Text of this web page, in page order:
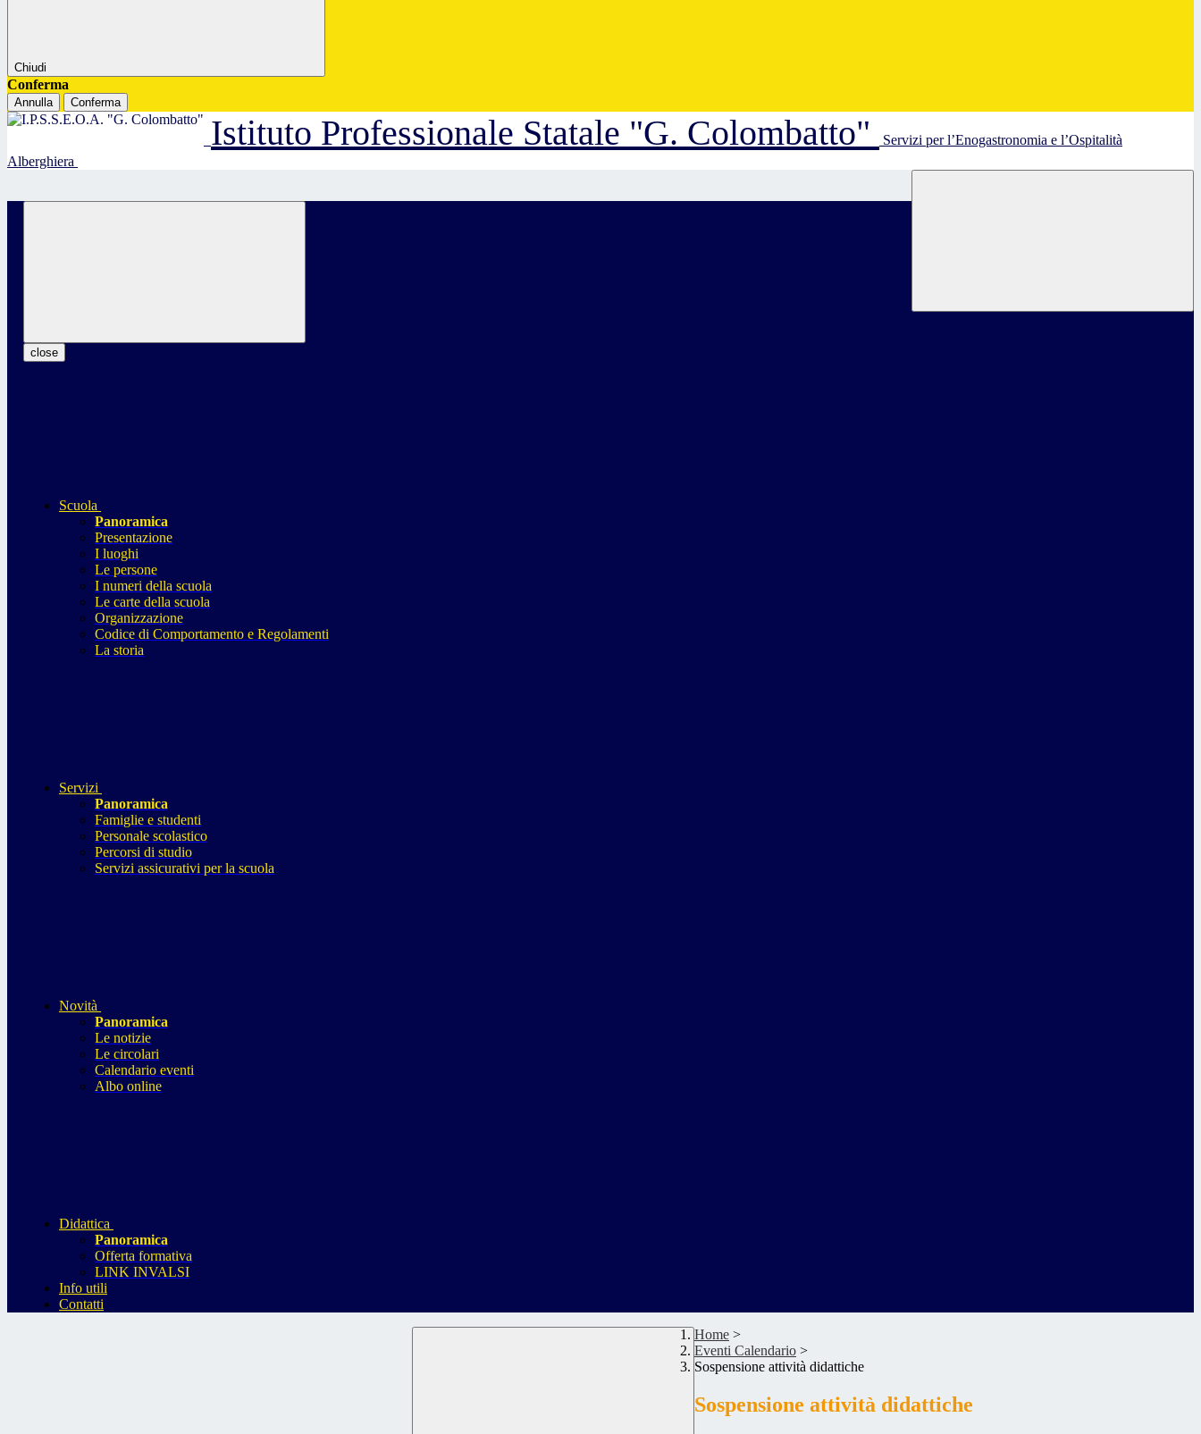
Chiudi
Conferma
Annulla Conferma
Istituto Professionale Statale "G. Colombatto"
Servizi per l’Enogastronomia e l’Ospitalità
Alberghiera
close
Scuola
Panoramica
Presentazione
I luoghi
Le persone
I numeri della scuola
Le carte della scuola
Organizzazione
Codice di Comportamento e Regolamenti
La storia
Servizi
Panoramica
Famiglie e studenti
Personale scolastico
Percorsi di studio
Servizi assicurativi per la scuola
Novità
Panoramica
Le notizie
Le circolari
Calendario eventi
Albo online
Didattica
Panoramica
Offerta formativa
LINK INVALSI
Info utili
Contatti
Home >
Eventi Calendario >
Sospensione attività didattiche
Sospensione attività didattiche